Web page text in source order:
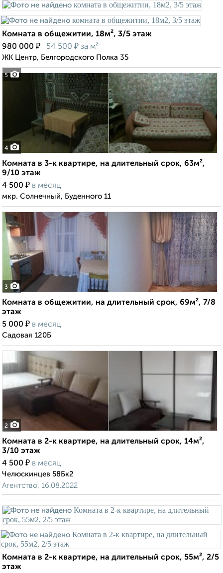
5
Комната в общежитии, 18м², 3/5 этаж
980 000 ₽ 54 500 ₽ за м²
ЖК Центр, Белгородского Полка 35
4
Комната в 3-к квартире, на длительный срок, 63м²,
9/10 этаж
4 500 ₽ в месяц
мкр. Солнечный, Буденного 11
3
Комната в общежитии, на длительный срок, 69м², 7/8
этаж
5 000 ₽ в месяц
Садовая 120Б
2
Комната в 2-к квартире, на длительный срок, 14м²,
3/10 этаж
4 500 ₽ в месяц
Челюскинцев 58Бк2
Агентство, 16.08.2022
Комната в 2-к квартире, на длительный срок, 55м², 2/5
этаж